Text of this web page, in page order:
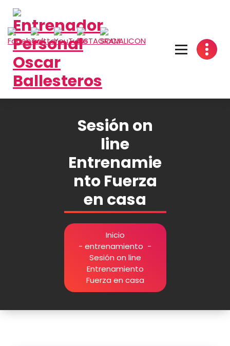
contenido
Sesión on
line
Entrenamie
nto Fuerza
en casa
Inicio
- entrenamiento -
Sesión on line
Entrenamiento
Fuerza en casa